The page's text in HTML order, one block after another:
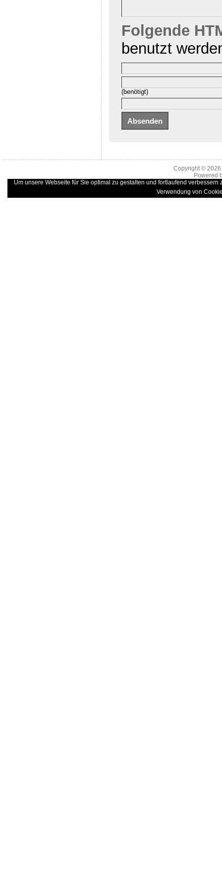
Folgende
benutzt
(benötigt)
Copyright ©
Powered
Um unsere Webseite für Sie optimal zu gestalten und fortlaufend
Verwendung von